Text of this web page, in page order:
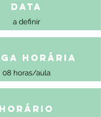
Data
a definir
Horária
08 horas/aula
Horário